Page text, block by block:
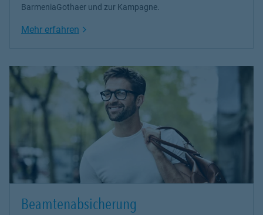
BarmeniaGothaer und zur Kampagne.
Mehr erfahren Link Opens in New Tab
Beamtenabsicherung